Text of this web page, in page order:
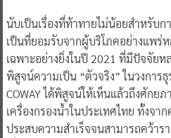
นับเป็นเรื่องที่ท้าทายไม่น้อยสำหรับก
เป็นที่ยอมรับจากผู้บริโภคอย่างแพร่ห
เฉพาะอย่างยิ่งในปี 2021 ที่มีปัจจัยห
พิสูจน์ความเป็น “ตัวจริง” ในวงการ
COWAY ได้พิสูจน์ให้เห็นแล้วถึงศักย
เครื่องกรองน้ำในประเทศไทย ทั้งจ
ประสบความสำเร็จจนสามารถคว้า